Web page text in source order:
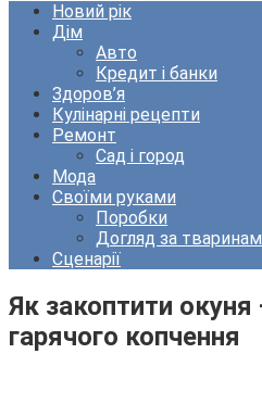
Новий рік
Дім
Авто
Кредит і банки
Здоров’я
Кулінарні рецепти
Ремонт
Сад і город
Мода
Своїми руками
Поробки
Догляд за
Сценарії
Як закоптити окуня
гарячого копчення